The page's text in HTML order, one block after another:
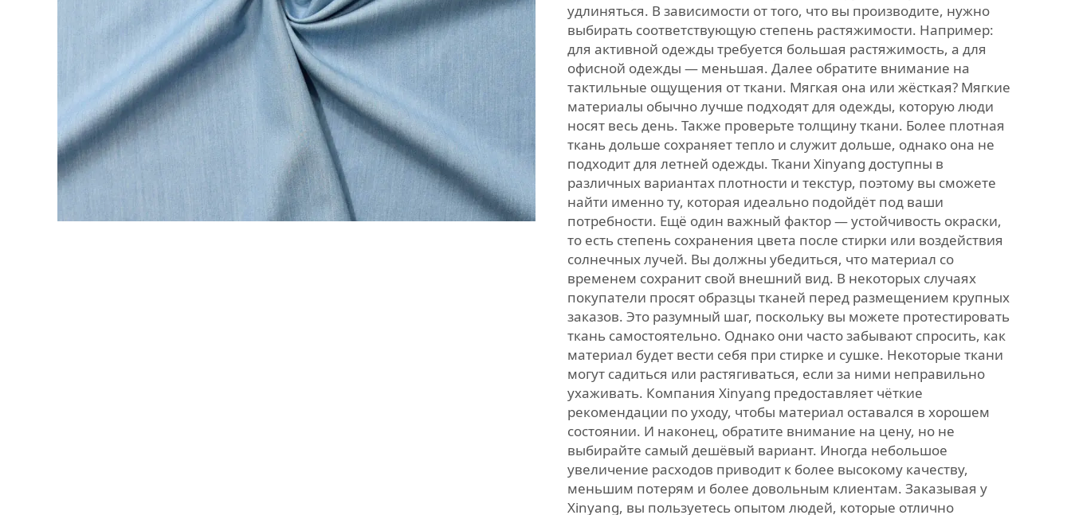
удлиняться. В зависимости от того, что вы производите, нужно
выбирать соответствующую степень растяжимости. Например:
для активной одежды требуется большая растяжимость, а для
офисной одежды — меньшая. Далее обратите внимание на
тактильные ощущения от ткани. Мягкая она или жёсткая? Мягкие
материалы обычно лучше подходят для одежды, которую люди
носят весь день. Также проверьте толщину ткани. Более плотная
ткань дольше сохраняет тепло и служит дольше, однако она не
подходит для летней одежды. Ткани Xinyang доступны в
различных вариантах плотности и текстур, поэтому вы сможете
найти именно ту, которая идеально подойдёт под ваши
потребности. Ещё один важный фактор — устойчивость окраски,
то есть степень сохранения цвета после стирки или воздействия
солнечных лучей. Вы должны убедиться, что материал со
временем сохранит свой внешний вид. В некоторых случаях
покупатели просят образцы тканей перед размещением крупных
заказов. Это разумный шаг, поскольку вы можете протестировать
ткань самостоятельно. Однако они часто забывают спросить, как
материал будет вести себя при стирке и сушке. Некоторые ткани
могут садиться или растягиваться, если за ними неправильно
ухаживать. Компания Xinyang предоставляет чёткие
рекомендации по уходу, чтобы материал оставался в хорошем
состоянии. И наконец, обратите внимание на цену, но не
выбирайте самый дешёвый вариант. Иногда небольшое
увеличение расходов приводит к более высокому качеству,
меньшим потерям и более довольным клиентам. Заказывая у
Xinyang, вы пользуетесь опытом людей, которые отлично